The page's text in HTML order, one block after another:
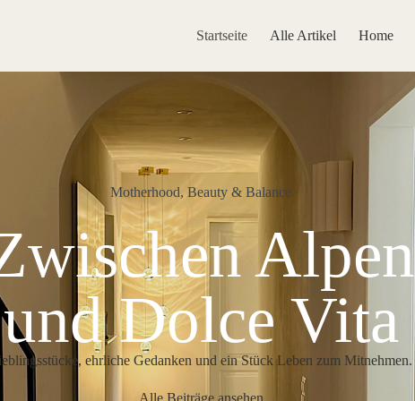
Startseite Alle Artikel Home
Motherhood, Beauty & Balance
Alpen
und Dolce Vita
ehrliche Gedanken und ein Stück Leben zum Mitnehmen.
Alle Beiträge ansehen